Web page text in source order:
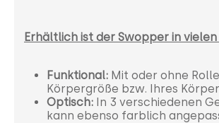
Erhältlich ist der Swopper in
Funktional: Mit oder ohne
Körpergröße bzw. Ihres
Optisch: In 3 verschiedenen
kann ebenso farblich